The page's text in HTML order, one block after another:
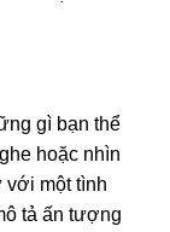
gì bạn thể
hoặc nhìn
với một tình
tả ấn tượng